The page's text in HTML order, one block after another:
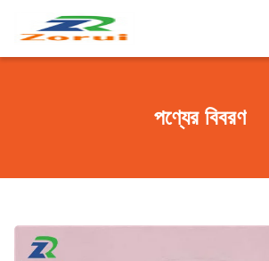
পণ্যের বিবরণ